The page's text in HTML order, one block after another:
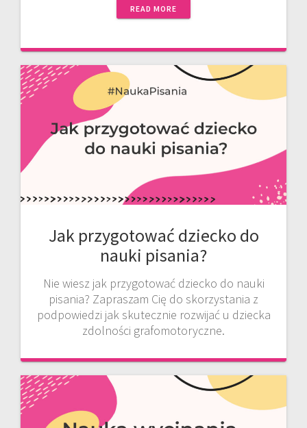
READ MORE
Jak przygotować dziecko do
nauki pisania?
Nie wiesz jak przygotować dziecko do nauki
pisania? Zapraszam Cię do skorzystania z
podpowiedzi jak skutecznie rozwijać u dziecka
zdolności grafomotoryczne.